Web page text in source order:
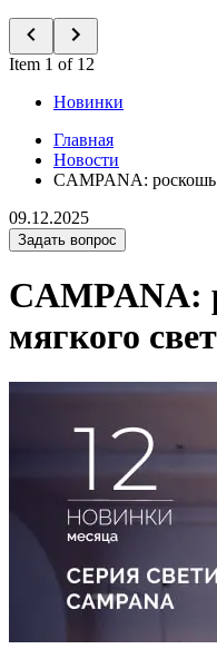
Item 1 of 12
Новинки
Главная
Новости
CAMPANA: роскошь
09.12.2025
Задать вопрос
CAMPANA:
мягкого